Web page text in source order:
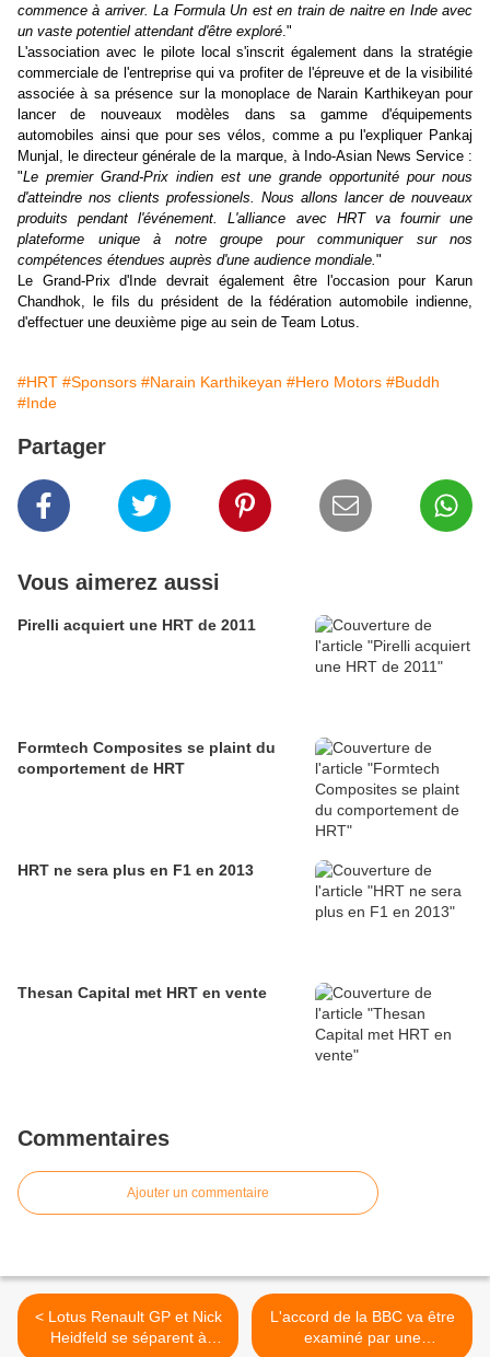
commence à arriver. La Formula Un est en train de naitre en Inde avec
un vaste potentiel attendant d'être exploré."
L'association avec le pilote local s'inscrit également dans la stratégie
commerciale de l'entreprise qui va profiter de l'épreuve et de la visibilité
associée à sa présence sur la monoplace de Narain Karthikeyan pour
lancer de nouveaux modèles dans sa gamme d'équipements
automobiles ainsi que pour ses vélos, comme a pu l'expliquer Pankaj
Munjal, le directeur générale de la marque, à Indo-Asian News Service :
"Le premier Grand-Prix indien est une grande opportunité pour nous
d'atteindre nos clients professionels. Nous allons lancer de nouveaux
produits pendant l'événement. L'alliance avec HRT va fournir une
plateforme unique à notre groupe pour communiquer sur nos
compétences étendues auprès d'une audience mondiale."
Le Grand-Prix d'Inde devrait également être l'occasion pour Karun
Chandhok, le fils du président de la fédération automobile indienne,
d'effectuer une deuxième pige au sein de Team Lotus.
#HRT #Sponsors #Narain Karthikeyan #Hero Motors #Buddh
#Inde
Partager
Vous aimerez aussi
Pirelli acquiert une HRT de 2011
Formtech Composites se plaint du
comportement de HRT
HRT ne sera plus en F1 en 2013
Thesan Capital met HRT en vente
Commentaires
Ajouter un commentaire
< Lotus Renault GP et Nick
Heidfeld se séparent à
L'accord de la BBC va être
examiné par une